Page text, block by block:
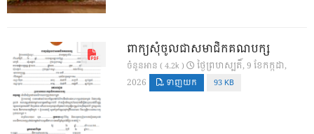
ពាក្យសុំចូលជាសមាជិកគណបក្ស
ចំនួនអាន ( 4.2k )
ថ្ងៃ​ព្រហស្បតិ៍, 9 ខែ​កក្កដា,
2026
ទាញយក 93 KB